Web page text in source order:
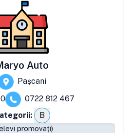
Auto
Pașcani
0722 812 467
B
promovați)